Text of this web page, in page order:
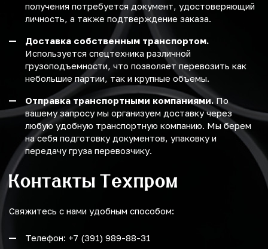
получения потребуется документ, удостоверяющий
личность, а также подтверждение заказа.
Доставка собственным транспортом.
Используется спецтехника различной
грузоподъемности, что позволяет перевозить как
небольшие партии, так и крупные объемы.
Отправка транспортными компаниями. По
вашему запросу мы организуем доставку через
любую удобную транспортную компанию. Мы берем
на себя подготовку документов, упаковку и
передачу груза перевозчику.
Контакты Техпром
Свяжитесь с нами удобным способом:
Телефон: +7 (391) 989-88-31